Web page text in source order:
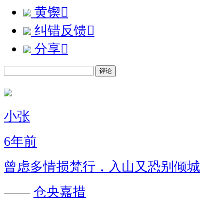
黄锲
纠错反馈
分享
评论
小张
6年前
曾虑多情损梵行，入山又恐别倾城
—— 仓央嘉措